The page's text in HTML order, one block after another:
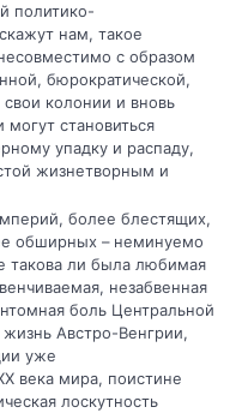
политико-
нам, такое
с образом
бюрократической,
колонии и вновь
становиться
упадку и распаду,
жизнетворным и
более блестящих,
обширных – неминуемо
такова ли была любимая
незабвенная
боль Центральной
жизнь Австро-Венгрии,
уже
века мира, поистине
лоскутность